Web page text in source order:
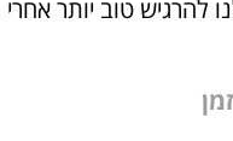
להרגיש טוב יותר אחרי